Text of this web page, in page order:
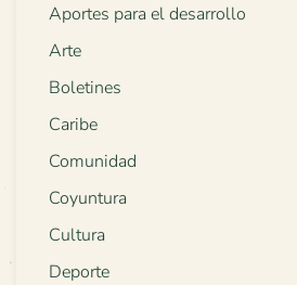
Aportes para el desarrollo
Arte
Boletines
Caribe
Comunidad
Coyuntura
Cultura
Deporte